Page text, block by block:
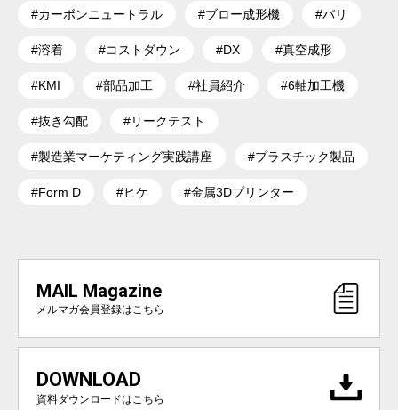
#カーボンニュートラル #ブロー成形機 #バリ
#溶着 #コストダウン #DX #真空成形
#KMI #部品加工 #社員紹介 #6軸加工機
#抜き勾配 #リークテスト
#製造業マーケティング実践講座 #プラスチック製品
#Form D #ヒケ #金属3Dプリンター
MAIL Magazine
メルマガ会員登録はこちら
DOWNLOAD
資料ダウンロードはこちら